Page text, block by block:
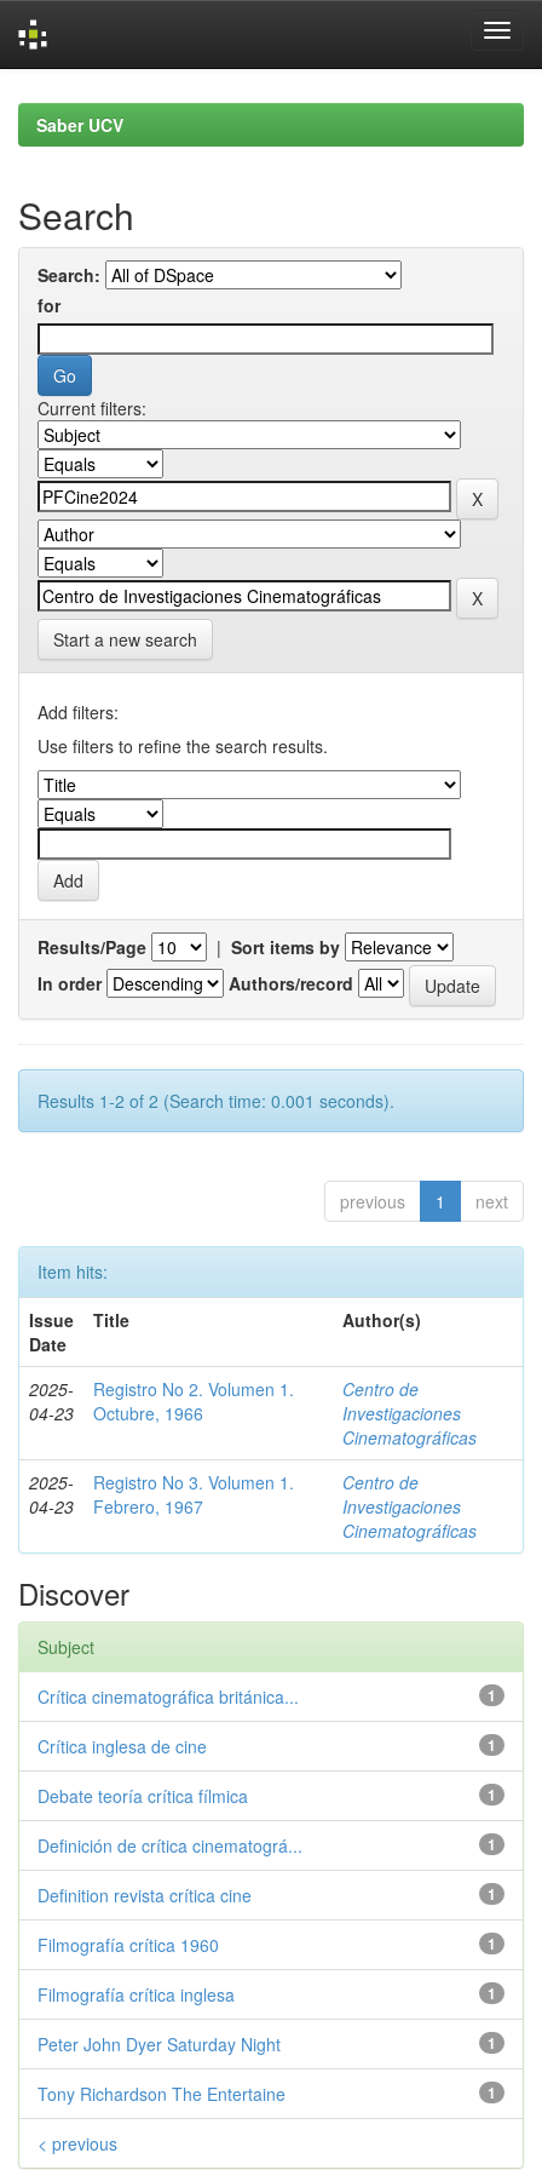
navigationSaber UCV
Search
Search:
for
Current filters:
Start a new search
Add filters:
Use filters to refine the search results.
Results/Page | Sort items by
In order
Authors/record
Results 1-2 of 2 (Search time: 0.001 seconds).
previous 1 next
Item hits:
Issue
Date
Title Author(s)
2025-
04-23
Registro No 2. Volumen 1.
Octubre, 1966
Centro de
Investigaciones
Cinematográficas
2025-
04-23
Registro No 3. Volumen 1.
Febrero, 1967
Centro de
Investigaciones
Cinematográficas
Discover
Subject
1
Crítica cinematográfica británica...
1
Crítica inglesa de cine
1
Debate teoría crítica fílmica
1
Definición de crítica cinematográ...
1
Definition revista crítica cine
1
Filmografía crítica 1960
1
Filmografía crítica inglesa
1
Peter John Dyer Saturday Night
1
Tony Richardson The Entertaine
< previous